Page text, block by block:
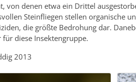
von denen etwa ein Drittel
Steinfliegen stellen organische
die größte Bedrohung dar.
diese Insektengruppe.
2013